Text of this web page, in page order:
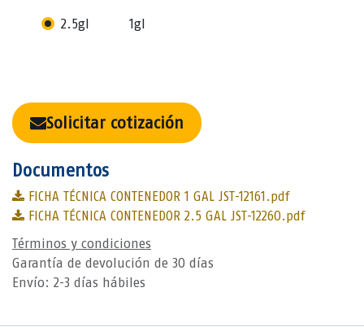
2.5gl 1gl
Solicitar cotización
Documentos
FICHA TÉCNICA CONTENEDOR 1 GAL JST-12161.pdf
FICHA TÉCNICA CONTENEDOR 2.5 GAL JST-12260.pdf
Términos y condiciones
Garantía de devolución de 30 días
Envío: 2-3 días hábiles